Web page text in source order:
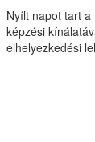
Nyílt napot tart
képzési
elhelyezkedési